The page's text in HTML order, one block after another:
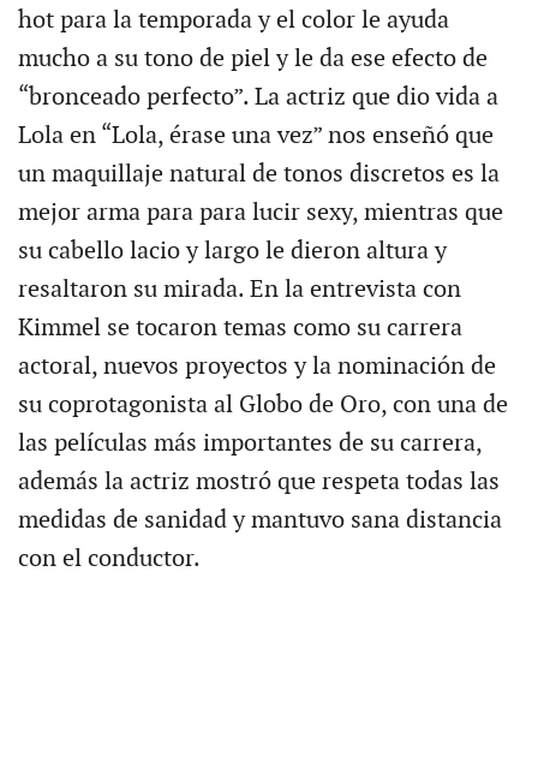
hot para la temporada y el color le ayuda
mucho a su tono de piel y le da ese efecto de
“bronceado perfecto”. La actriz que dio vida a
Lola en “Lola, érase una vez” nos enseñó que
un maquillaje natural de tonos discretos es la
mejor arma para para lucir sexy, mientras que
su cabello lacio y largo le dieron altura y
resaltaron su mirada. En la entrevista con
Kimmel se tocaron temas como su carrera
actoral, nuevos proyectos y la nominación de
su coprotagonista al Globo de Oro, con una de
las películas más importantes de su carrera,
además la actriz mostró que respeta todas las
medidas de sanidad y mantuvo sana distancia
con el conductor.